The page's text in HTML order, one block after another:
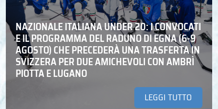
NAZIONALE ITALIANA UNDER 20: I CONVOCATI
E IL PROGRAMMA DEL RADUNO DI EGNA (6-9
AGOSTO) CHE PRECEDERÀ UNA TRASFERTA IN
SVIZZERA PER DUE AMICHEVOLI CON AMBRÌ
PIOTTA E LUGANO
LEGGI TUTTO